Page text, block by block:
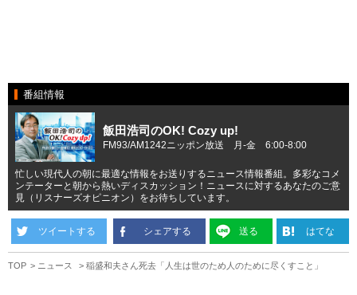
番組情報
飯田浩司のOK! Cozy up!
FM93/AM1242ニッポン放送 月-金 6:00-8:00
忙しい現代人の朝に最適な情報をお送りするニュース情報番組。多彩なコメ
ンテーターと朝から熱いディスカッション！ニュースに対するあなたのご意
見（リスナーズオピニオン）をお待ちしています。
ツイートする シェアする 送る はてな
TOP ニュース 稲盛和夫さん死去「人生は世のため人のために尽くすこと」